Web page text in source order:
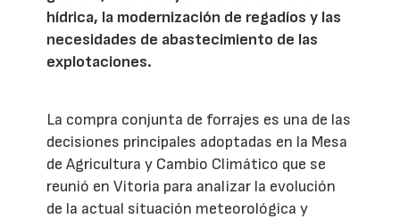
hídrica, la modernización de regadíos y las
necesidades de abastecimiento de las
explotaciones.
La compra conjunta de forrajes es una de las
decisiones principales adoptadas en la Mesa
de Agricultura y Cambio Climático que se
reunió en Vitoria para analizar la evolución
de la actual situación meteorológica y